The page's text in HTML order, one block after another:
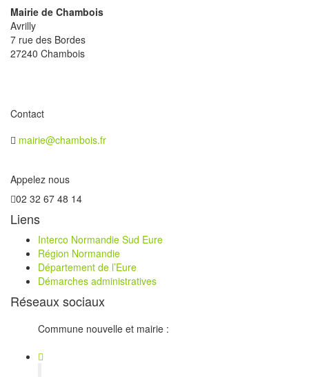
Mairie de Chambois
Avrilly
7 rue des Bordes
27240 Chambois
Contact
mairie@chambois.fr
Appelez nous
02 32 67 48 14
Liens
Interco Normandie Sud Eure
Région Normandie
Département de l’Eure
Démarches administratives
Réseaux sociaux
Commune nouvelle et mairie :